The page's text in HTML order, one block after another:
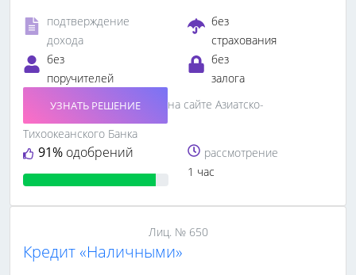
подтверждение
дохода
без
страхования
без
поручителей
без
залога
91% одобрений
УЗНАТЬ РЕШЕНИЕ
на сайте Азиатско-
Тихоокеанского Банка
рассмотрение
1 час
Лиц. № 650
Кредит «Наличными»